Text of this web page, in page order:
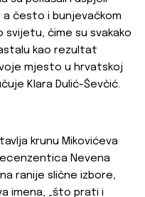
a često i bunjevačkom
svijetu, čime su svakako
kao rezultat
mjesto u hrvatskoj
Klara Dulić-Ševčić.
krunu Mikovićeva
Nevena
ranije slične izbore,
imena, „što prati i